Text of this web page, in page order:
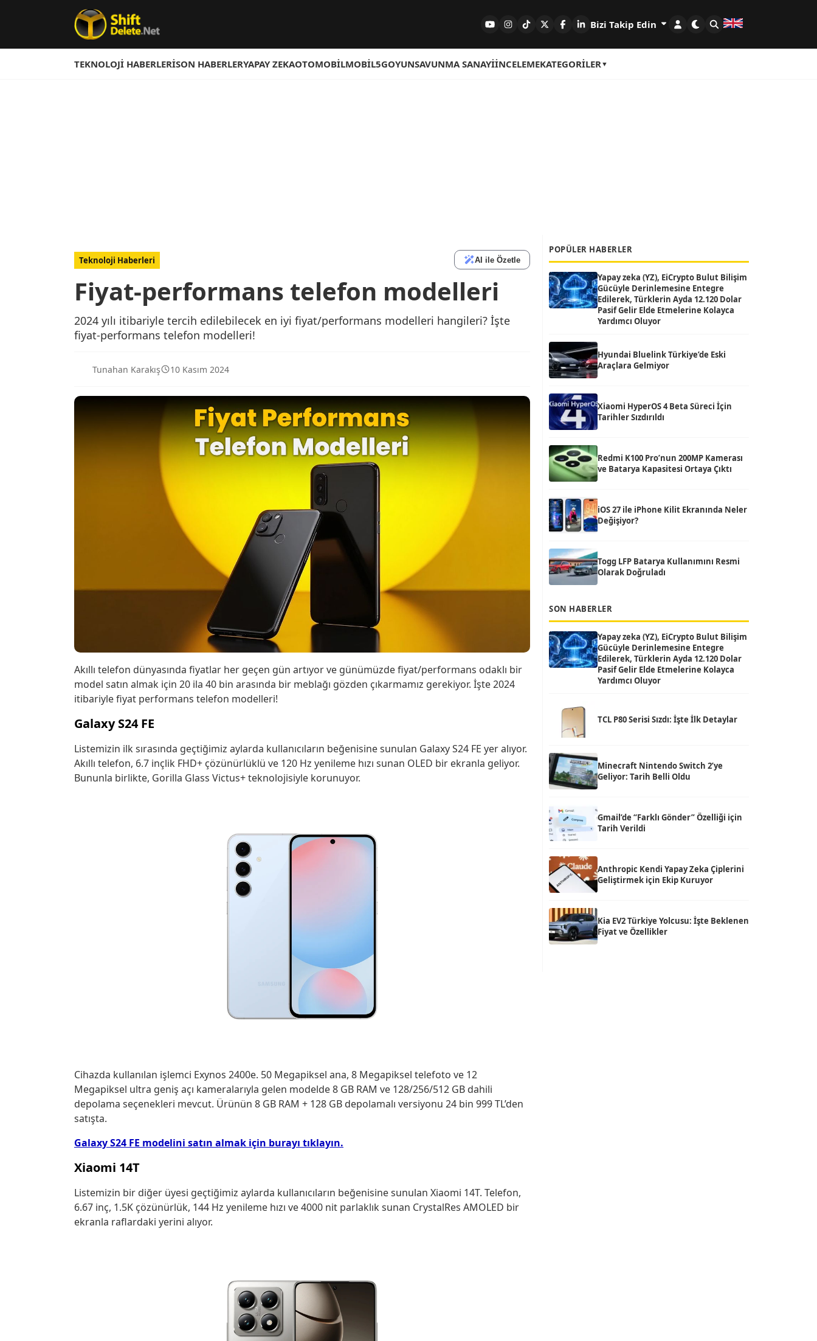
Bizi Takip Edin
TEKNOLOJI HABERLERISON HABERLERYAPAY ZEKAOTOMOBILMOBIL5GOYUNSAVUNMA SANAYIİNCELEMEKATEGORILER
Teknoloji Haberleri AI ile Özetle
Fiyat-performans telefon modelleri
2024 yılı itibariyle tercih edilebilecek en iyi fiyat/performans modelleri hangileri? İşte
fiyat-performans telefon modelleri!
Tunahan Karakış 10 Kasım 2024
Akıllı telefon dünyasında fiyatlar her geçen gün artıyor ve günümüzde fiyat/performans odaklı bir
model satın almak için 20 ila 40 bin arasında bir meblağı gözden çıkarmamız gerekiyor. İşte 2024
itibariyle fiyat performans telefon modelleri!
Galaxy S24 FE
Listemizin ilk sırasında geçtiğimiz aylarda kullanıcıların beğenisine sunulan Galaxy S24 FE yer alıyor.
Akıllı telefon, 6.7 inçlik FHD+ çözünürlüklü ve 120 Hz yenileme hızı sunan OLED bir ekranla geliyor.
Bununla birlikte, Gorilla Glass Victus+ teknolojisiyle korunuyor.
Cihazda kullanılan işlemci Exynos 2400e. 50 Megapiksel ana, 8 Megapiksel telefoto ve 12
Megapiksel ultra geniş açı kameralarıyla gelen modelde 8 GB RAM ve 128/256/512 GB dahili
depolama seçenekleri mevcut. Ürünün 8 GB RAM + 128 GB depolamalı versiyonu 24 bin 999 TL’den
satışta.
Galaxy S24 FE modelini satın almak için burayı tıklayın.
Xiaomi 14T
Listemizin bir diğer üyesi geçtiğimiz aylarda kullanıcıların beğenisine sunulan Xiaomi 14T. Telefon,
6.67 inç, 1.5K çözünürlük, 144 Hz yenileme hızı ve 4000 nit parlaklık sunan CrystalRes AMOLED bir
ekranla raflardaki yerini alıyor.
POPÜLER HABERLER
Yapay zeka (YZ), EiCrypto Bulut Bilişim
Gücüyle Derinlemesine Entegre
Edilerek, Türklerin Ayda 12.120 Dolar
Pasif Gelir Elde Etmelerine Kolayca
Yardımcı Oluyor
Hyundai Bluelink Türkiye’de Eski
Araçlara Gelmiyor
Xiaomi HyperOS 4 Beta Süreci İçin
Tarihler Sızdırıldı
Redmi K100 Pro’nun 200MP Kamerası
ve Batarya Kapasitesi Ortaya Çıktı
iOS 27 ile iPhone Kilit Ekranında Neler
Değişiyor?
Togg LFP Batarya Kullanımını Resmi
Olarak Doğruladı
SON HABERLER
Yapay zeka (YZ), EiCrypto Bulut Bilişim
Gücüyle Derinlemesine Entegre
Edilerek, Türklerin Ayda 12.120 Dolar
Pasif Gelir Elde Etmelerine Kolayca
Yardımcı Oluyor
TCL P80 Serisi Sızdı: İşte İlk Detaylar
Minecraft Nintendo Switch 2’ye
Geliyor: Tarih Belli Oldu
Gmail’de “Farklı Gönder” Özelliği için
Tarih Verildi
Anthropic Kendi Yapay Zeka Çiplerini
Geliştirmek için Ekip Kuruyor
Kia EV2 Türkiye Yolcusu: İşte Beklenen
Fiyat ve Özellikler